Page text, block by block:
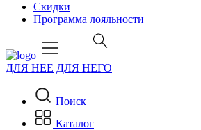
Скидки
Программа лояльности
ДЛЯ НЕЕ ДЛЯ НЕГО
Поиск
Каталог